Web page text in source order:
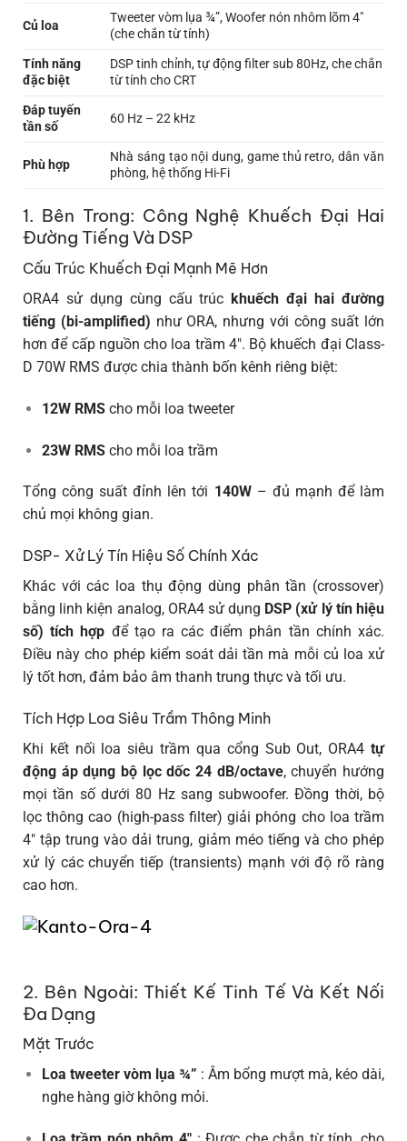
Củ loa
Tweeter vòm lụa ¾”, Woofer nón nhôm lõm 4″
(che chắn từ tính)
Tính năng
đặc biệt
DSP tinh chỉnh, tự động filter sub 80Hz, che chắn
từ tính cho CRT
Đáp tuyến
tần số
60 Hz – 22 kHz
Phù hợp
Nhà sáng tạo nội dung, game thủ retro, dân văn
phòng, hệ thống Hi-Fi
1. Bên Trong: Công Nghệ Khuếch Đại Hai
Đường Tiếng Và DSP
Cấu Trúc Khuếch Đại Mạnh Mẽ Hơn
ORA4 sử dụng cùng cấu trúckhuếch đại hai đường
tiếng (bi-amplified) như ORA, nhưng với công suất lớn
hơn để cấp nguồn cho loa trầm 4″. Bộ khuếch đại Class-
D 70W RMS được chia thành bốn kênh riêng biệt:
12W RMScho mỗi loa tweeter
23W RMScho mỗi loa trầm
Tổng công suất đỉnh lên tới 140W– đủ mạnh để làm
chủ mọi không gian.
DSP- Xử Lý Tín Hiệu Số Chính Xác
Khác với các loa thụ động dùng phân tần (crossover)
bằng linh kiện analog, ORA4 sử dụng DSP (xử lý tín hiệu
số) tích hợp để tạo ra các điểm phân tần chính xác.
Điều này cho phép kiểm soát dải tần mà mỗi củ loa xử
lý tốt hơn, đảm bảo âm thanh trung thực và tối ưu.
Tích Hợp Loa Siêu Trầm Thông Minh
Khi kết nối loa siêu trầm qua cổng Sub Out, ORA4 tự
động áp dụng bộ lọc dốc 24 dB/octave, chuyển hướng
mọi tần số dưới 80 Hz sang subwoofer. Đồng thời, bộ
lọc thông cao (high-pass filter) giải phóng cho loa trầm
4″ tập trung vào dải trung, giảm méo tiếng và cho phép
xử lý các chuyển tiếp (transients) mạnh với độ rõ ràng
cao hơn.
2. Bên Ngoài: Thiết Kế Tinh Tế Và Kết Nối
Đa Dạng
Mặt Trước
Loa tweeter vòm lụa ¾” : Âm bổng mượt mà, kéo dài,
nghe hàng giờ không mỏi.